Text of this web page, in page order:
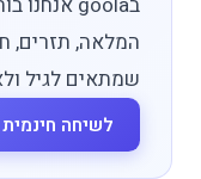
המלאה, תזרים,
שמתאים לגיל
לשיחה חינמית